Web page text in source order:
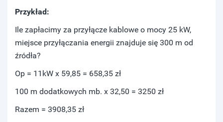
Przykład:
Ile zapłacimy za przyłącze kablowe o mocy 25 kW,
miejsce przyłączania energii znajduje się 300 m od
źródła?
Op = 11kW x 59,85 = 658,35 zł
100 m dodatkowych mb. x 32,50 = 3250 zł
Razem = 3908,35 zł